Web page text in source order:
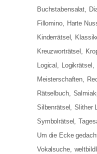
Buchstabensalat
Fillomino
Harte
Kinderrätsel
Kreuzworträtsel
Logical
Logikrätsel
Meisterschaften
Rätselbuch
Silbenrätsel
Slither
Symbolrätsel
Um die Ecke
Vokalsuche